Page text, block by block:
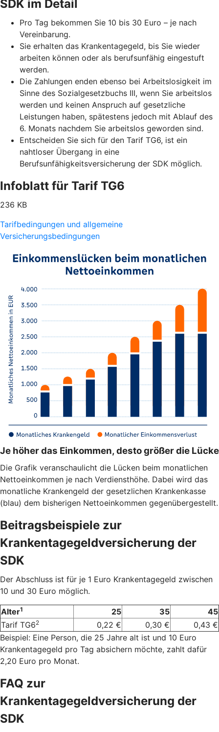
SDK im Detail
Pro Tag bekommen Sie 10 bis 30 Euro – je nach
Vereinbarung.
Sie erhalten das Krankentagegeld, bis Sie wieder
arbeiten können oder als berufsunfähig eingestuft
werden.
Die Zahlungen enden ebenso bei Arbeitslosigkeit im
Sinne des Sozialgesetzbuchs III, wenn Sie arbeitslos
werden und keinen Anspruch auf gesetzliche
Leistungen haben, spätestens jedoch mit Ablauf des
6. Monats nachdem Sie arbeitslos geworden sind.
Entscheiden Sie sich für den Tarif TG6, ist ein
nahtloser Übergang in eine
Berufsunfähigkeitsversicherung der SDK möglich.
Infoblatt für Tarif TG6
236 KB
Tarifbedingungen und allgemeine
Versicherungsbedingungen
Je höher das Einkommen, desto größer die Lücke
Die Grafik veranschaulicht die Lücken beim monatlichen
Nettoeinkommen je nach Verdiensthöhe. Dabei wird das
monatliche Krankengeld der gesetzlichen Krankenkasse
(blau) dem bisherigen Nettoeinkommen gegenübergestellt.
Beitragsbeispiele zur
Krankentagegeldversicherung der
SDK
Der Abschluss ist für je 1 Euro Krankentagegeld zwischen
10 und 30 Euro möglich.
Alter1 25 35
45
Tarif TG62 0,22 € 0,30 €
0,43 €
Beispiel: Eine Person, die 25 Jahre alt ist und 10 Euro
Krankentagegeld pro Tag absichern möchte, zahlt dafür
2,20 Euro pro Monat.
FAQ zur
Krankentagegeldversicherung der
SDK